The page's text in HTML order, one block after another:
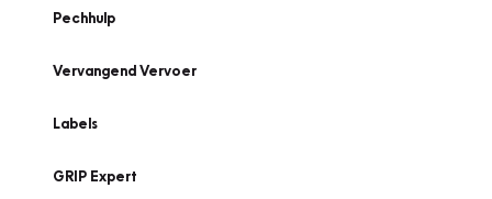
Pechhulp
Vervangend Vervoer
Labels
GRIP Expert